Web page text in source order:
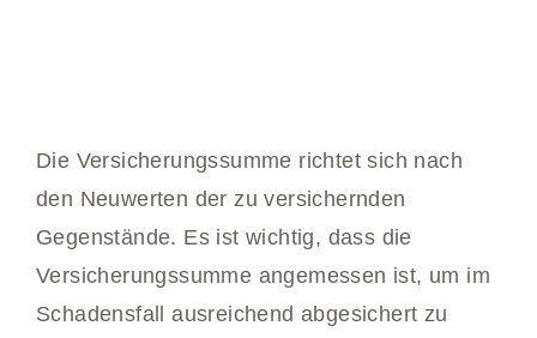
Die Versicherungssumme richtet sich nach
den Neuwerten der zu versichernden
Gegenstände. Es ist wichtig, dass die
Versicherungssumme angemessen ist, um im
Schadensfall ausreichend abgesichert zu